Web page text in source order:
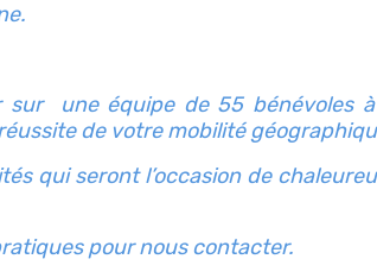
une équipe de 55 bénévoles
de votre mobilité
qui seront l’occasion de
pour nous contacter.